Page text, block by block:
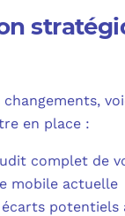
en place :
complet de
mobile actuelle
potentiels